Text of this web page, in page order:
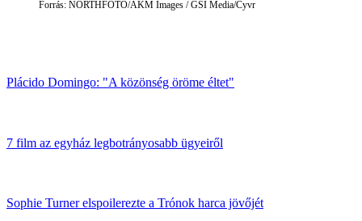
Forrás: NORTHFOTO/AKM Images / GSI Media/Cyvr
Plácido Domingo: "A közönség öröme éltet"
7 film az egyház legbotrányosabb ügyeiről
Sophie Turner elspoilerezte a Trónok harca jövőjét